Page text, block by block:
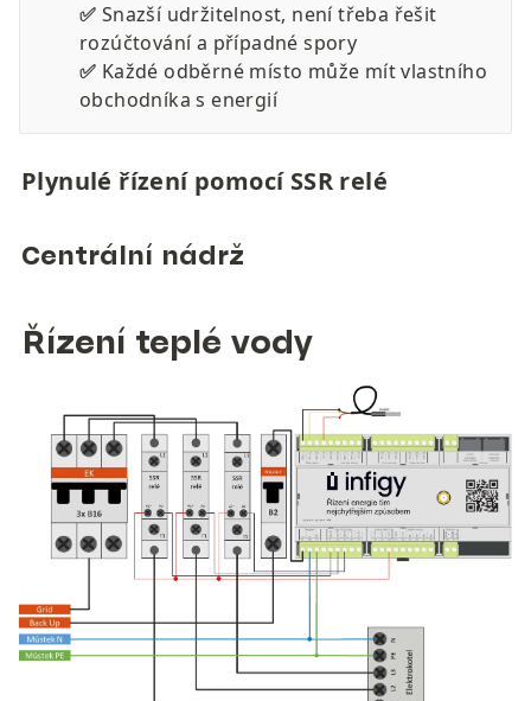
✅ Snazší udržitelnost, není třeba řešit
✅ Každé odběrné místo může mít vlastního
obchodníka s energií
Plynulé řízení pomocí SSR relé
Centrální nádrž
Řízení teplé vody